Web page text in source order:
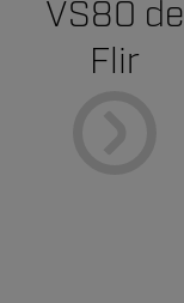
VS80 de
Flir